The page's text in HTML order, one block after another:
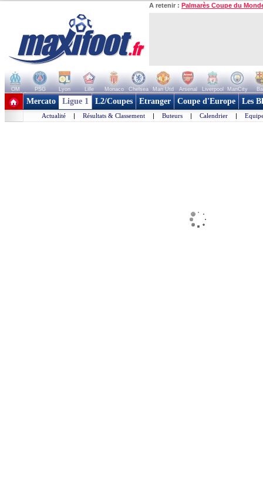
A retenir : Palmarès Coupe du
OM PSG Lyon Lille Monaco Chelsea Man Utd Arsenal Liverpool ManCity
+ de clubs
Mercato Ligue 1 L2/Coupes Etranger Coupe d'Europe Les
Actualité | Résultats & Classement | Buteurs | Calendrier |